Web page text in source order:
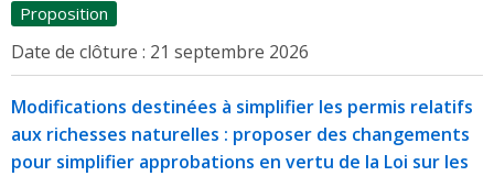
Proposition
Date de clôture : 21 septembre 2026
Modifications destinées à simplifier les permis relatifs
aux richesses naturelles : proposer des changements
pour simplifier approbations en vertu de la Loi sur les